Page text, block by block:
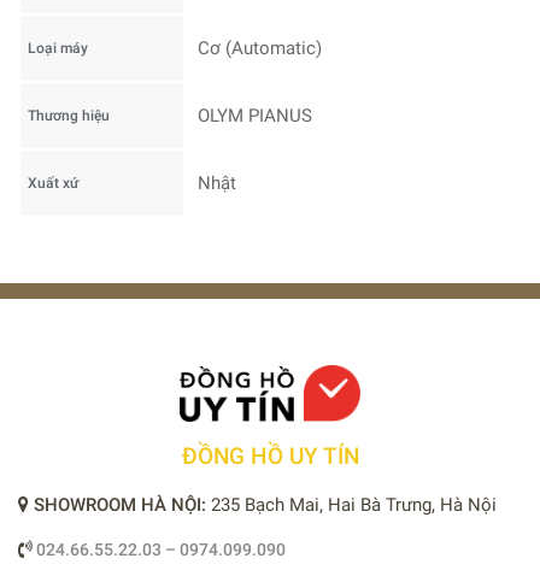
Loại máy Cơ (Automatic)
Thương hiệu OLYM PIANUS
Xuất xứ Nhật
ĐỒNG HỒ UY TÍN
SHOWROOM HÀ NỘI: 235 Bạch Mai, Hai Bà Trưng, Hà Nội
024.66.55.22.03 – 0974.099.090